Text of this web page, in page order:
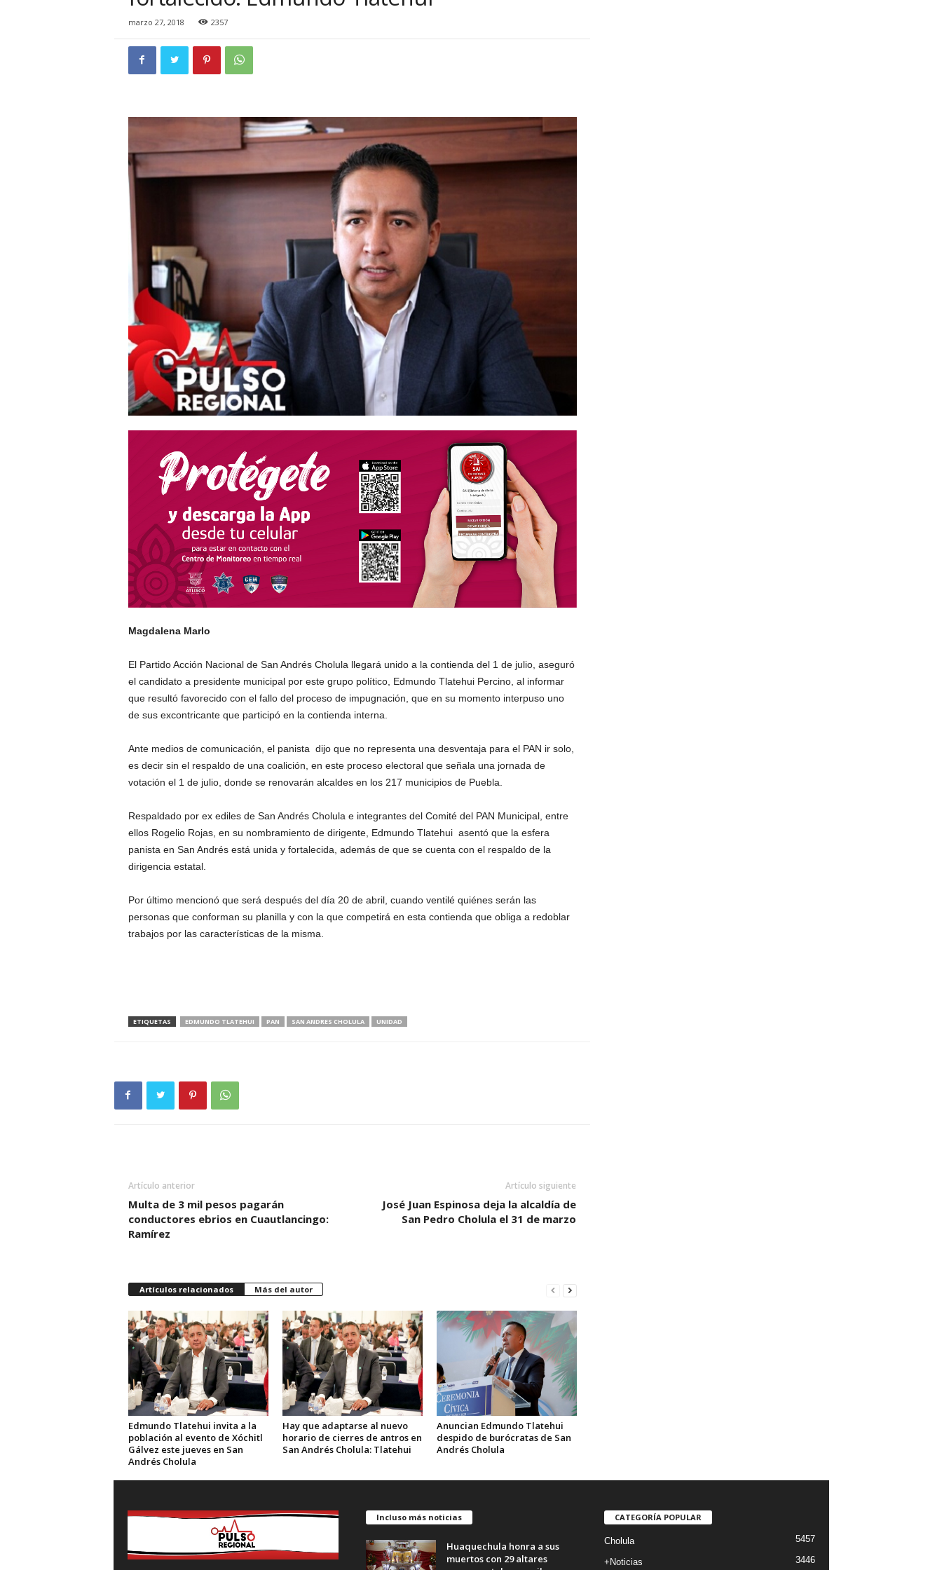
marzo 27, 2018 2357
Magdalena Marlo
El Partido Acción Nacional de San Andrés Cholula llegará unido a la contienda del 1 de julio, aseguró
el candidato a presidente municipal por este grupo político, Edmundo Tlatehui Percino, al informar
que resultó favorecido con el fallo del proceso de impugnación, que en su momento interpuso uno
de sus excontricante que participó en la contienda interna.
Ante medios de comunicación, el panista dijo que no representa una desventaja para el PAN ir solo,
es decir sin el respaldo de una coalición, en este proceso electoral que señala una jornada de
votación el 1 de julio, donde se renovarán alcaldes en los 217 municipios de Puebla.
Respaldado por ex ediles de San Andrés Cholula e integrantes del Comité del PAN Municipal, entre
ellos Rogelio Rojas, en su nombramiento de dirigente, Edmundo Tlatehui asentó que la esfera
panista en San Andrés está unida y fortalecida, además de que se cuenta con el respaldo de la
dirigencia estatal.
Por último mencionó que será después del día 20 de abril, cuando ventilé quiénes serán las
personas que conforman su planilla y con la que competirá en esta contienda que obliga a redoblar
trabajos por las características de la misma.
ETIQUETAS EDMUNDO TLATEHUI PAN SAN ANDRES CHOLULA UNIDAD
Artículo anterior
Multa de 3 mil pesos pagarán
conductores ebrios en Cuautlancingo:
Ramírez
Artículo siguiente
José Juan Espinosa deja la alcaldía de
San Pedro Cholula el 31 de marzo
Artículos relacionados Más del autor
Edmundo Tlatehui invita a la
población al evento de Xóchitl
Gálvez este jueves en San
Andrés Cholula
Hay que adaptarse al nuevo
horario de cierres de antros en
San Andrés Cholula: Tlatehui
Anuncian Edmundo Tlatehui
despido de burócratas de San
Andrés Cholula
Incluso más noticias
Huaquechula honra a sus
muertos con 29 altares
CATEGORÍA POPULAR
Cholula 5457
+Noticias 3446